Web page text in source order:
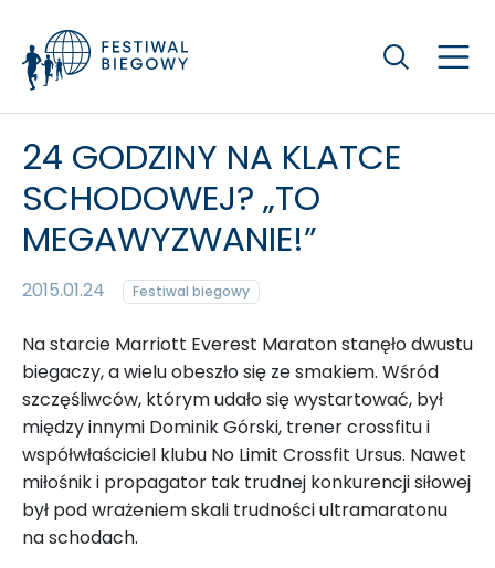
Szukaj
24 GODZINY NA KLATCE
SCHODOWEJ? „TO
MEGAWYZWANIE!”
2015.01.24 Festiwal biegowy
Na starcie Marriott Everest Maraton stanęło dwustu
biegaczy, a wielu obeszło się ze smakiem. Wśród
szczęśliwców, którym udało się wystartować, był
między innymi Dominik Górski, trener crossfitu i
współwłaściciel klubu No Limit Crossfit Ursus. Nawet
miłośnik i propagator tak trudnej konkurencji siłowej
był pod wrażeniem skali trudności ultramaratonu
na schodach.